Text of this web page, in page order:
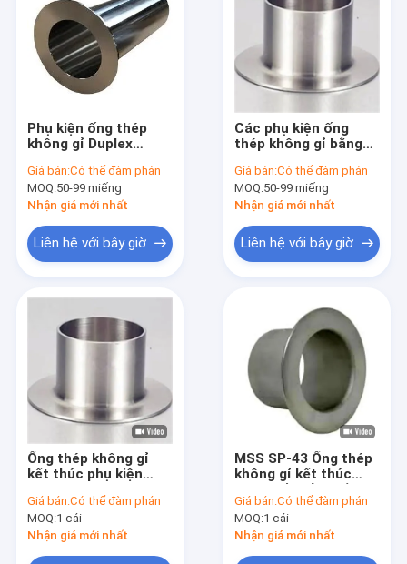
Khuỷu tay thép không gỉ
Thép không gỉ Tee
Nắp ống thép không gỉ
Ống thép không gỉ
Stub thép không gỉ kết thúc
API ống thép carbon
Ống thép không gỉ
Ống hàn thép không gỉ
Ống hợp kim niken
Ống HYUNDAI
Phụ kiện ống thép
không gỉ Duplex
Thép không gỉ bán
chạy ASTM A815
S32760 UNS S32760
Giá bán:Có thể đàm phán
MOQ:50-99 miếng
Nhận giá mới nhất
Liên hệ với bây giờ
Các phụ kiện ống
thép không gỉ bằng
thúc bán nóng ASTM
A815 S32760 ASME
B16.9
Giá bán:Có thể đàm phán
MOQ:50-99 miếng
Nhận giá mới nhất
Liên hệ với bây giờ
Ống thép không gỉ
kết thúc phụ kiện
304/316L ASME B16.9
Giá bán:Có thể đàm phán
MOQ:1 cái
Nhận giá mới nhất
MSS SP-43 Ống thép
không gỉ kết thúc
316L
Giá bán:Có thể đàm phán
MOQ:1 cái
Nhận giá mới nhất